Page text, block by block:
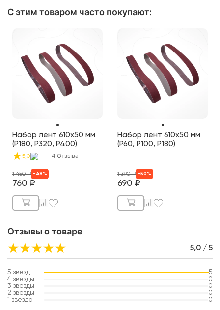
С этим товаром часто покупают:
Набор лент 610х50 мм
(P180, P320, P400)
5,0 4 Отзыва
760 ₽
1 450₽ - 48 %
Набор лент 610х50 мм
(P60, P100, P180)
690 ₽
1 390₽ -50 %
Отзывы о товаре
5,0 / 5
5 звезд
5
4 звезды
0
3 звезды
0
2 звезды
0
1 звезда 0